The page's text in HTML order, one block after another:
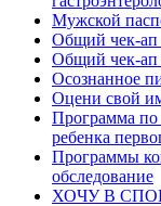
Мужской
Общий чек-ап
Общий чек-ап
Осознанное
Оцени свой
Программа
ребенка
Программы
обследование
ХОЧУ В